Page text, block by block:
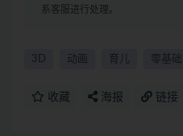
系客服进行处理。
3D 动画 育儿 零基础
收藏 海报 链接